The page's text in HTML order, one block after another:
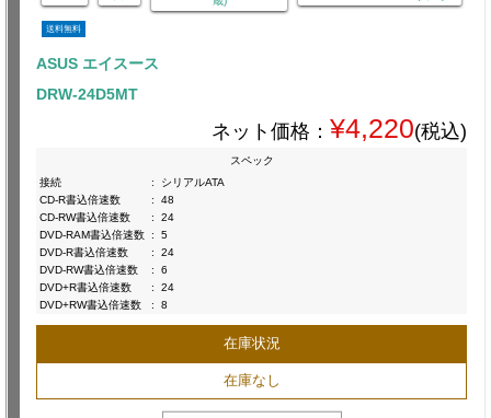
送料無料
ASUS エイスース
DRW-24D5MT
ネット価格： ¥4,220(税込)
スペック
接続
:
シリアルATA
CD-R書込倍速数
:
48
CD-RW書込倍速数
:
24
DVD-RAM書込倍速数 :
5
DVD-R書込倍速数
:
24
DVD-RW書込倍速数
:
6
DVD+R書込倍速数
:
24
DVD+RW書込倍速数
: 8
在庫状況
在庫なし